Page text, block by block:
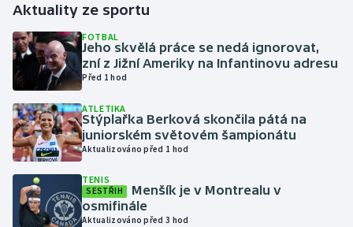
Gymnastika
Házená
Jezdectví
Judo
Krasobruslení
Lezení
Aktuality ze sportu
FOTBAL
Jeho skvělá práce se nedá ignorovat,
zní z Jižní Ameriky na Infantinovu adresu
Před 1 hod
ATLETIKA
Stýplařka Berková skončila pátá na
juniorském světovém šampionátu
Aktualizováno před 1 hod
TENIS
SESTŘIH
Menšík je v Montrealu v
osmifinále
Aktualizováno před 3 hod